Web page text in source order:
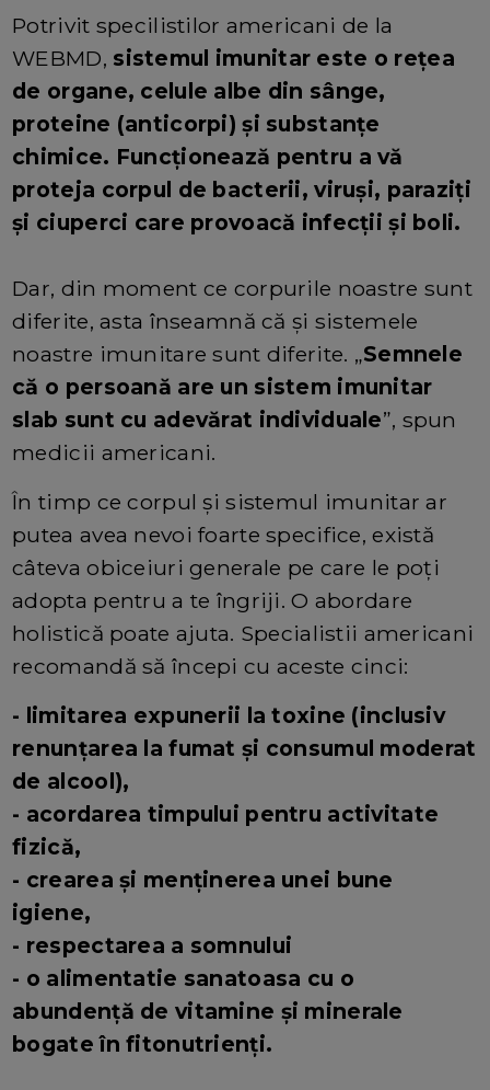
Potrivit specilistilor americani de la
WEBMD, sistemul imunitar este o rețea
de organe, celule albe din sânge,
proteine ​​(anticorpi) și substanțe
chimice. Funcționează pentru a vă
proteja corpul de bacterii, viruși, paraziți
și ciuperci care provoacă infecții și boli.
Dar, din moment ce corpurile noastre sunt
diferite, asta înseamnă că și sistemele
noastre imunitare sunt diferite. „Semnele
că o persoană are un sistem imunitar
slab sunt cu adevărat individuale”, spun
medicii americani.
În timp ce corpul și sistemul imunitar ar
putea avea nevoi foarte specifice, există
câteva obiceiuri generale pe care le poți
adopta pentru a te îngriji. O abordare
holistică poate ajuta. Specialistii americani
recomandă să începi cu aceste cinci:
- limitarea expunerii la toxine (inclusiv
renunțarea la fumat și consumul moderat
de alcool),
- acordarea timpului pentru activitate
fizică,
- crearea și menținerea unei bune
igiene,
- respectarea a somnului
- o alimentatie sanatoasa cu o
abundență de vitamine și minerale
bogate în fitonutrienți.